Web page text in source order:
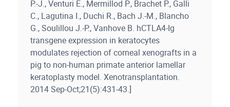
P.-J., Venturi E., Mermillod P., Brachet P., Galli
C., Lagutina I., Duchi R., Bach J.-M., Blancho
G., Soulillou J.-P., Vanhove B. hCTLA4-Ig
transgene expression in keratocytes
modulates rejection of corneal xenografts in a
pig to non-human primate anterior lamellar
keratoplasty model. Xenotransplantation.
2014 Sep-Oct;21(5):431-43.]